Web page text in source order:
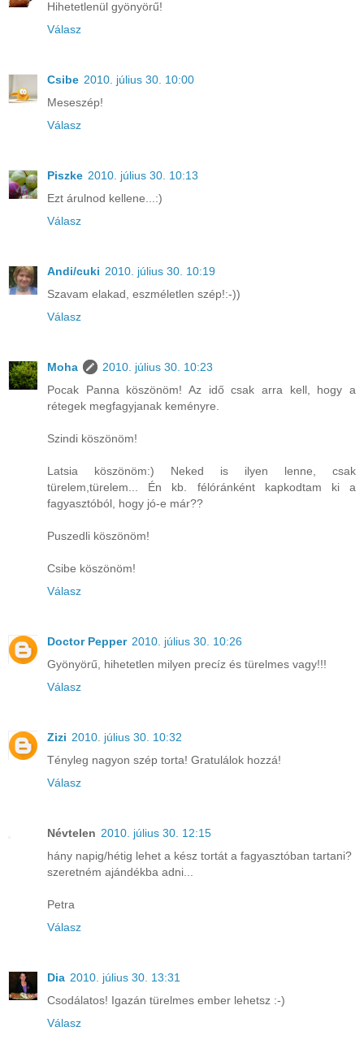
Hihetetlenül gyönyörű!
Válasz
Csibe 2010. július 30. 10:00
Meseszép!
Válasz
Piszke 2010. július 30. 10:13
Ezt árulnod kellene...:)
Válasz
Andi/cuki 2010. július 30. 10:19
Szavam elakad, eszméletlen szép!:-))
Válasz
Moha
2010. július 30. 10:23
Pocak Panna köszönöm! Az idő csak arra kell, hogy a
rétegek megfagyjanak keményre.
Szindi köszönöm!
Latsia köszönöm:) Neked is ilyen lenne, csak
türelem,türelem... Én kb. félóránként kapkodtam ki a
fagyasztóból, hogy jó-e már??
Puszedli köszönöm!
Csibe köszönöm!
Válasz
Doctor Pepper 2010. július 30. 10:26
Gyönyörű, hihetetlen milyen precíz és türelmes vagy!!!
Válasz
Zizi 2010. július 30. 10:32
Tényleg nagyon szép torta! Gratulálok hozzá!
Válasz
Névtelen 2010. július 30. 12:15
hány napig/hétig lehet a kész tortát a fagyasztóban tartani?
szeretném ajándékba adni...
Petra
Válasz
Dia 2010. július 30. 13:31
Csodálatos! Igazán türelmes ember lehetsz :-)
Válasz